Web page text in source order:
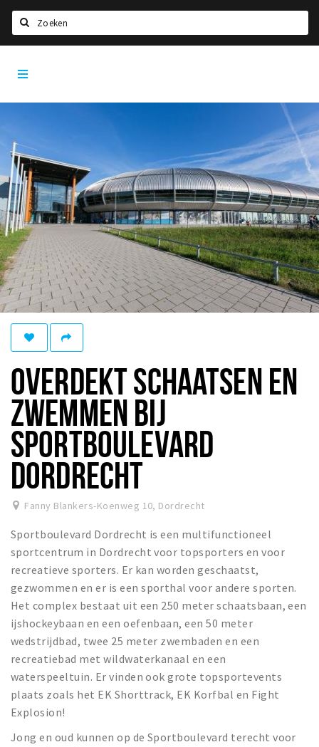
Home
Agenda
Deals
Nieuws
Leuke tips & trends
Interviews
Eten
Drinken
Slapen
Recreatief
Winkelgebieden
Parkeren
Bezienswaardigheden
Musea, theaters & podia
Uitjes & activiteiten
Toeristische routes
Sport
Natuur
Inloggen
OVERDEKT SCHAATSEN EN
ZWEMMEN BIJ
SPORTBOULEVARD
DORDRECHT
Fanny Blankers-Koenweg 10, Dordrecht
Sportboulevard Dordrecht is een multifunctioneel
sportcentrum in Dordrecht voor topsporters en voor
recreatieve sporters. Er kan worden geschaatst,
gezwommen en er is een sporthal voor andere sporten.
Het complex bestaat uit een 250 meter schaatsbaan, een
ijshockeybaan en een oefenbaan, een 50 meter
wedstrijdbad, twee 25 meter zwembaden en een
recreatiebad met wildwaterkanaal en een
waterspeeltuin. Er vinden ook grote topsportevents
plaats zoals het EK Shorttrack, EK Korfbal en Fight
Explosion!
Jong en oud kunnen op de Sportboulevard terecht voor